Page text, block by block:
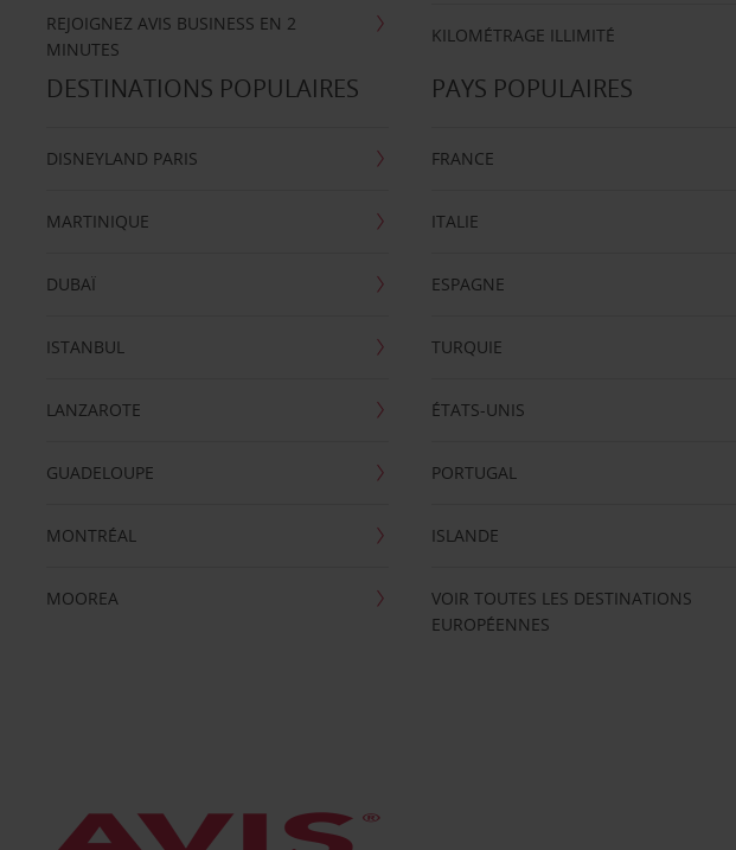
REJOIGNEZ AVIS BUSINESS EN 2
MINUTES
KILOMÉTRAGE ILLIMITÉ
DESTINATIONS POPULAIRES
DISNEYLAND PARIS
MARTINIQUE
DUBAÏ
ISTANBUL
LANZAROTE
GUADELOUPE
MONTRÉAL
MOOREA
PAYS POPULAIRES
FRANCE
ITALIE
ESPAGNE
TURQUIE
ÉTATS-UNIS
PORTUGAL
ISLANDE
VOIR TOUTES LES DESTINATIONS
EUROPÉENNES